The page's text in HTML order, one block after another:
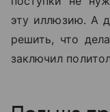
эту иллюзию. А
решить, что
заключил